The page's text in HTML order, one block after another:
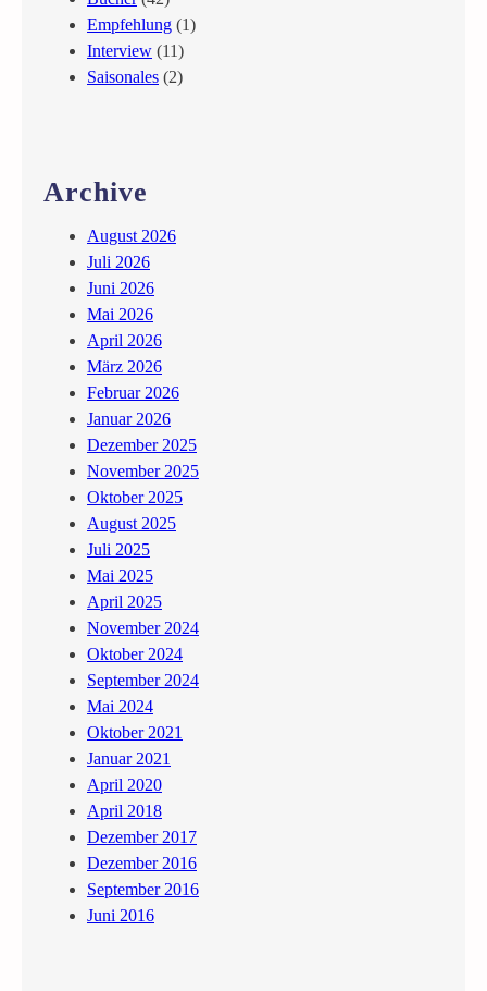
r
k
u
n
ß
e
“
G
u
d
r
u
n
e
s
e
r
–
C
a
é
M
u
s
Empfehlung (1)
Interview (11)
Saisonales (2)
Archive
August 2026
Juli 2026
Juni 2026
Mai 2026
April 2026
März 2026
Februar 2026
Januar 2026
Dezember 2025
November 2025
Oktober 2025
August 2025
Juli 2025
Mai 2025
April 2025
November 2024
Oktober 2024
September 2024
Mai 2024
Oktober 2021
Januar 2021
April 2020
April 2018
Dezember 2017
Dezember 2016
September 2016
Juni 2016